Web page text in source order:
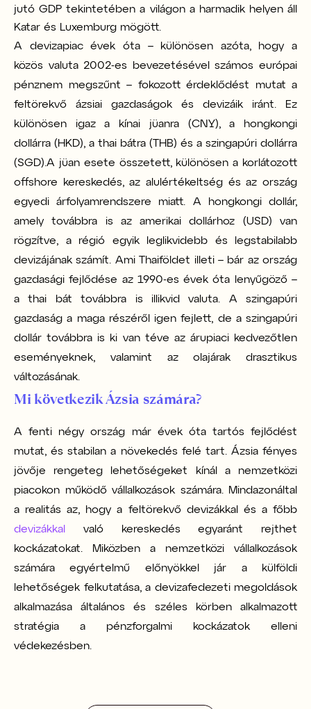
jutó GDP tekintetében a világon a harmadik helyen áll
Katar és Luxemburg mögött.
A devizapiac évek óta – különösen azóta, hogy a
közös valuta 2002-es bevezetésével számos európai
pénznem megszűnt – fokozott érdeklődést mutat a
feltörekvő ázsiai gazdaságok és devizáik iránt. Ez
különösen igaz a kínai jüanra (CNY), a hongkongi
dollárra (HKD), a thai bátra (THB) és a szingapúri dollárra
(SGD). A jüan esete összetett, különösen a korlátozott
offshore kereskedés, az alulértékeltség és az ország
egyedi árfolyamrendszere miatt. A hongkongi dollár,
amely továbbra is az amerikai dollárhoz (USD) van
rögzítve, a régió egyik leglikvidebb és legstabilabb
devizájának számít. Ami Thaiföldet illeti – bár az ország
gazdasági fejlődése az 1990-es évek óta lenyűgöző –
a thai bát továbbra is illikvid valuta. A szingapúri
gazdaság a maga részéről igen fejlett, de a szingapúri
dollár továbbra is ki van téve az árupiaci kedvezőtlen
eseményeknek, valamint az olajárak drasztikus
változásának.
Mi következik Ázsia számára?
A fenti négy ország már évek óta tartós fejlődést
mutat, és stabilan a növekedés felé tart. Ázsia fényes
jövője rengeteg lehetőségeket kínál a nemzetközi
piacokon működő vállalkozások számára. Mindazonáltal
a realitás az, hogy a feltörekvő devizákkal és a főbb
devizákkal
való kereskedés egyaránt rejthet
kockázatokat. Miközben a nemzetközi vállalkozások
számára egyértelmű előnyökkel jár a külföldi
lehetőségek felkutatása, a devizafedezeti megoldások
alkalmazása általános és széles körben alkalmazott
stratégia a pénzforgalmi kockázatok elleni
védekezésben